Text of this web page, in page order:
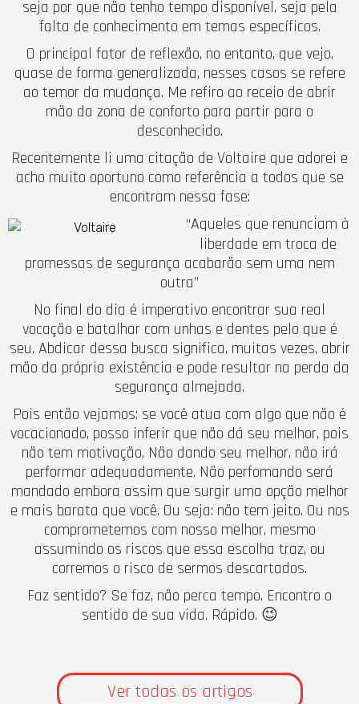
seja por que não tenho tempo disponível, seja pela
falta de conhecimento em temas específicos.
O principal fator de reflexão, no entanto, que vejo,
quase de forma generalizada, nesses casos se refere
ao temor da mudança. Me refiro ao receio de abrir
mão da zona de conforto para partir para o
desconhecido.
Recentemente li uma citação de Voltaire que adorei e
acho muito oportuno como referência a todos que se
encontram nessa fase:
“Aqueles que renunciam à
liberdade em troca de
promessas de segurança acabarão sem uma nem
outra”
No final do dia é imperativo encontrar sua real
vocação e batalhar com unhas e dentes pelo que é
seu. Abdicar dessa busca significa, muitas vezes, abrir
mão da própria existência e pode resultar na perda da
segurança almejada.
Pois então vejamos: se você atua com algo que não é
vocacionado, posso inferir que não dá seu melhor, pois
não tem motivação. Não dando seu melhor, não irá
performar adequadamente. Não perfomando será
mandado embora assim que surgir uma opção melhor
e mais barata que você. Ou seja: não tem jeito. Ou nos
comprometemos com nosso melhor, mesmo
assumindo os riscos que essa escolha traz, ou
corremos o risco de sermos descartados.
Faz sentido? Se faz, não perca tempo. Encontro o
sentido de sua vida. Rápido. 😉
Ver todas os artigos